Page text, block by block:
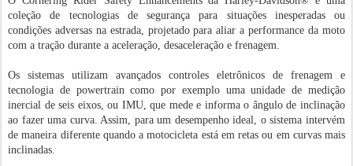
coleção de tecnologias de segurança para situações inesperadas ou
condições adversas na estrada, projetado para aliar a performance da moto
com a tração durante a aceleração, desaceleração e frenagem.
Os sistemas utilizam avançados controles eletrônicos de frenagem e
tecnologia de powertrain como por exemplo uma unidade de medição
inercial de seis eixos, ou IMU, que mede e informa o ângulo de inclinação
ao fazer uma curva. Assim, para um desempenho ideal, o sistema intervém
de maneira diferente quando a motocicleta está em retas ou em curvas mais
inclinadas.